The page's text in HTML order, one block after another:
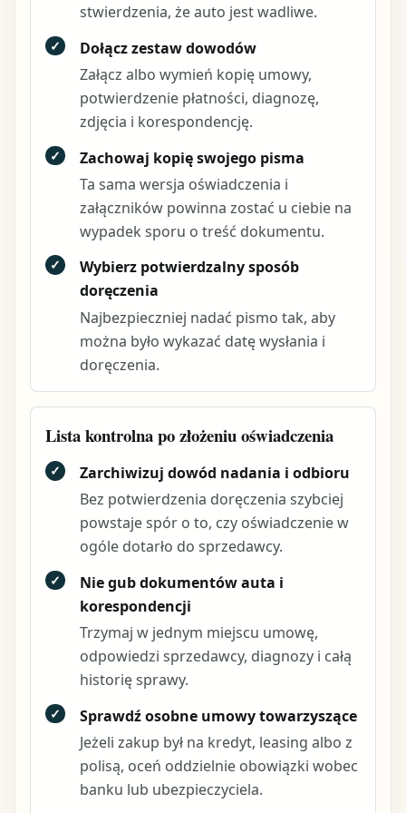
stwierdzenia, że auto jest wadliwe.
✓
Dołącz zestaw dowodów
Załącz albo wymień kopię umowy,
potwierdzenie płatności, diagnozę,
zdjęcia i korespondencję.
✓
Zachowaj kopię swojego pisma
Ta sama wersja oświadczenia i
załączników powinna zostać u ciebie na
wypadek sporu o treść dokumentu.
✓
Wybierz potwierdzalny sposób
doręczenia
Najbezpieczniej nadać pismo tak, aby
można było wykazać datę wysłania i
doręczenia.
Lista kontrolna po złożeniu oświadczenia
✓
Zarchiwizuj dowód nadania i odbioru
Bez potwierdzenia doręczenia szybciej
powstaje spór o to, czy oświadczenie w
ogóle dotarło do sprzedawcy.
✓
Nie gub dokumentów auta i
korespondencji
Trzymaj w jednym miejscu umowę,
odpowiedzi sprzedawcy, diagnozy i całą
historię sprawy.
✓
Sprawdź osobne umowy towarzyszące
Jeżeli zakup był na kredyt, leasing albo z
polisą, oceń oddzielnie obowiązki wobec
banku lub ubezpieczyciela.